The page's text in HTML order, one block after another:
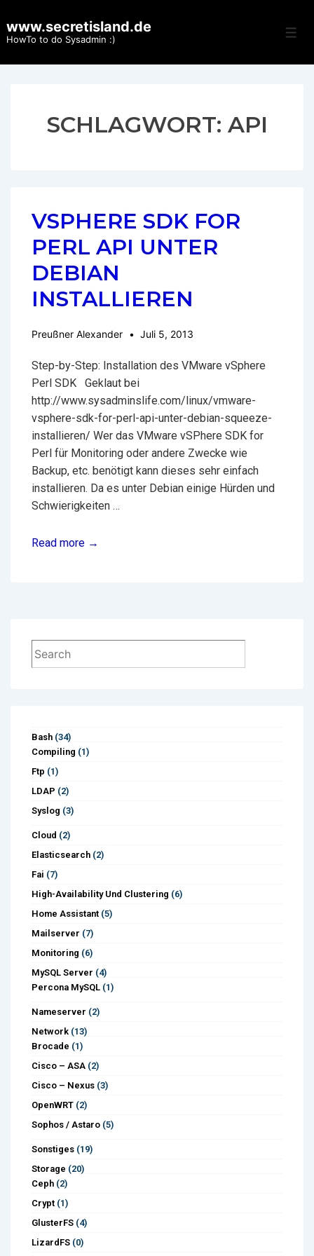
Zum
Inhalt
www.secretisland.de
HowTo to do Sysadmin :)
SCHLAGWORT: API
VSPHERE SDK FOR
PERL API UNTER
DEBIAN
INSTALLIEREN
Preußner Alexander Juli 5, 2013
Step-by-Step: Installation des VMware vSphere
Perl SDK Geklaut bei
http://www.sysadminslife.com/linux/vmware-
vsphere-sdk-for-perl-api-unter-debian-squeeze-
installieren/ Wer das VMware vSPhere SDK for
Perl für Monitoring oder andere Zwecke wie
Backup, etc. benötigt kann dieses sehr einfach
installieren. Da es unter Debian einige Hürden und
Schwierigkeiten …
vSphere
Debian
installieren
Read more →
Suchen
Bash (34)
Compiling (1)
Ftp (1)
LDAP (2)
Syslog (3)
Cloud (2)
Elasticsearch (2)
Fai (7)
High-Availability Und Clustering (6)
Home Assistant (5)
Mailserver (7)
Monitoring (6)
MySQL Server (4)
Percona MySQL (1)
Nameserver (2)
Network (13)
Brocade (1)
Cisco – ASA (2)
Cisco – Nexus (3)
OpenWRT (2)
Sophos / Astaro (5)
Sonstiges (19)
Storage (20)
Ceph (2)
Crypt (1)
GlusterFS (4)
LizardFS (0)